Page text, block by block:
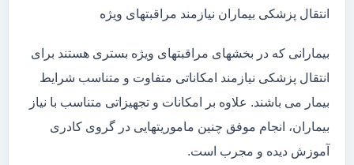
انتقال پزشکی بیماران نیازمند مراقبتهای ویژه
بیمارانی که در بخشهای مراقبتهای ویژه بستری هستند برای
انتقال پزشکی نیازمند امکاناتی متفاوت و متناسب شرایط
بیمار می باشند. علاوه بر امکانات و تجهیزاتی متناسب با نیاز
بیماران، انجام موفق چنین ماموریتهایی در گروی کادری
آموزش دیده و مجرب است.